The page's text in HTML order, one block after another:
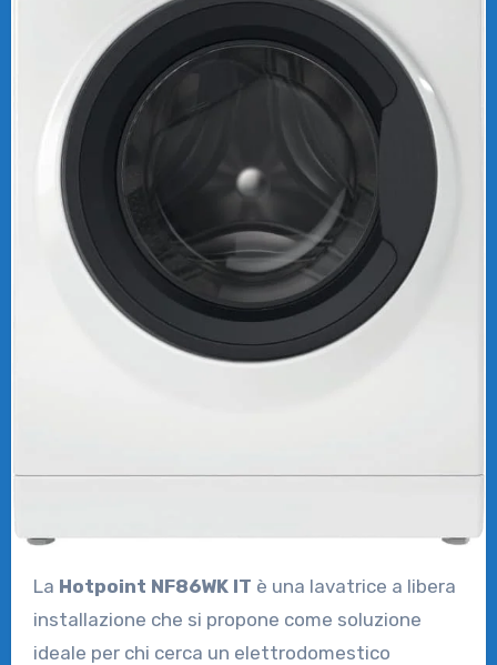
La Hotpoint NF86WK IT è una lavatrice a libera
installazione che si propone come soluzione
ideale per chi cerca un elettrodomestico